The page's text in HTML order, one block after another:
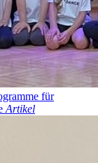
für
Artikel